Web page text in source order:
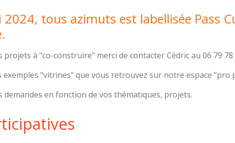
2024, tous azimuts est labellisée Pass
à "co-construire" merci de contacter Cédric au 06 79 78
exemples "vitrines" que vous retrouvez sur notre espace "pro
en fonction de vos thématiques, projets.